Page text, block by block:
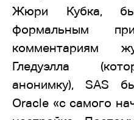
Жюри Кубка,
формальным
комментариям
Гледуэлла
анонимку), SAS
Oracle «с самого